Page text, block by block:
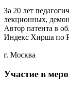
За 20 лет
лекционных,
Автор патента в
Индекс Хирша по
г. Москва
Участие в